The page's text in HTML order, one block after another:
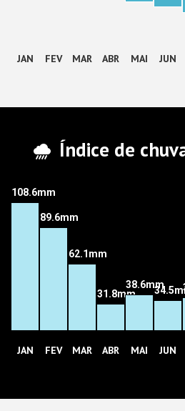
JAN FEV MAR ABR MAI JUN
Índice de
108.6mm
JAN
89.6mm
FEV
62.1mm
MAR
31.8mm
ABR
38.6mm
MAI JUN